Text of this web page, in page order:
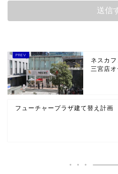
ネスカ
三宮店オ
フューチャープラザ建て替え計画